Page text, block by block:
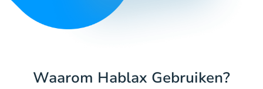
Waarom Hablax Gebruiken?